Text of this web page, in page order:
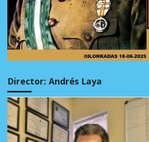
Director: Andrés Laya